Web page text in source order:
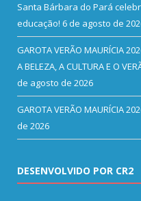
Santa Bárbara do Pará
educação! 6 de agosto de
GAROTA VERÃO MAURÍCIA
A BELEZA, A CULTURA E O
de agosto de 2026
GAROTA VERÃO MAURÍCIA
de 2026
DESENVOLVIDO POR CR2